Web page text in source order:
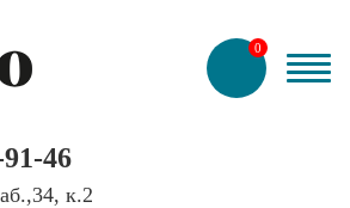
0
46
к.2